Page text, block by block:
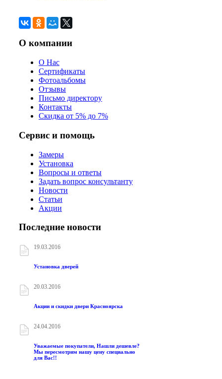
О компании
О Нас
Сертификаты
Фотоальбомы
Отзывы
Письмо директору
Контакты
Скидка от 5% до 7%
Сервис и помощь
Замеры
Установка
Вопросы и ответы
Задать вопрос консультанту
Новости
Статьи
Акции
Последние новости
19.03.2016
Установка дверей
20.03.2016
Акции и скидки двери Красноярска
24.04.2016
Уважаемые покупатели, Нашли дешевле?
Мы пересмотрим нашу цену специально
для Вас!!